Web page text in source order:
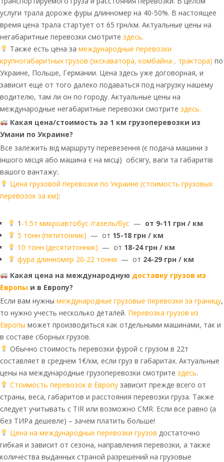
услуги трала дороже фуры длинномер на 40-50%. В настоящее
время цена трала стартует от 65 грн/км. Актуальные цены на
негабаритные перевозки смотрите здесь.
Также есть цена за международные перевозки
крупногабаритных грузов (экскаватора, комбайна , трактора) по
Украине, Польше, Германии. Цена здесь уже договорная, и
зависит еще от того далеко подаваться под нагрузку нашему
водителю, там ли он по городу. Актуальные цены на
международные негабаритные перевозки смотрите здесь.
Какая цена/стоимость за 1 км грузоперевозки из
Умани по Украине?
Все залежить від маршруту перевезення (є подача машини з
іншого місця або машина є на місці) обсягу, ваги та габаритів
вашого вантажу:.
Цена грузовой перевозки по Украине (стоимость грузовых
перевозок за км):
1 -1.5т микроавтобус /газель/бус— от 9-11 грн / км
5 тонн (пятитонник) — от 15-18 грн / км
10 тонн (десятитонник) — от 18-24 грн / км
фура длинномер 20-22 тонни — от 24-29 грн / км
Какая цена на международную доставку грузов из
Европы и в Европу?
Если вам нужны международные грузовые перевозки за границу,
то нужно учесть несколько деталей. Перевозка грузов из
Европы может производиться как отдельными машинами, так и
в составе сборных грузов.
Обычно стоимость перевозки фурой с грузом в 22т
составляет в среднем 1€/км, если груз в габаритах. Актуальные
цены на международные грузоперевозки смотрите здесь.
Стоимость перевозок в Европузависит прежде всего от
страны, веса, габаритов и расстояния перевозки груза. Также
следует учитывать с TIR или возможно CMR. Если все равно (а
без ТИРа дешевле) – зачем платить больше!
Цена на международные перевозки грузов достаточно
гибкая и зависит от сезона, направления перевозки, а также
количества выданных страной разрешений на грузовые